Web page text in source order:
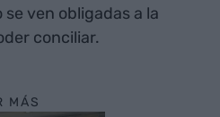
ven obligadas a la
conciliar.
MÁS